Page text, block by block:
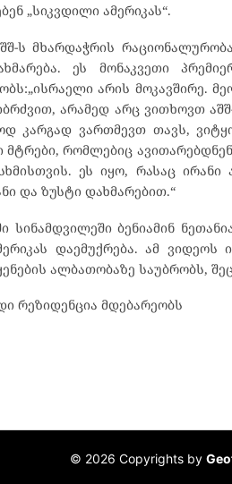
„სიკვდილი ამერიკას“.
ს მხარდაჭრის
ეს მონაკვეთი
არის მოკავშირე.
არამედ არც ვითხოვთ
კარგად ვართმევთ თავს,
რომლებიც
ეს იყო, რასაც ირანი
და ზუსტი დახმარებით.“
ბენიამინ
დაემუქრება. ამ ვიდეოს
ალბათობაზე საუბრობს,
რეზიდენცია მდებარეობს
© 2026 Copyrights by